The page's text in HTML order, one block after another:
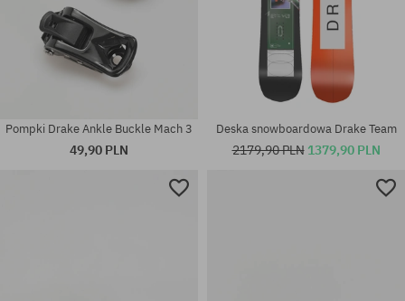
Pompki Drake Ankle Buckle Mach 3
49,90 PLN
Deska snowboardowa Drake Team
2179,90 PLN 1379,90 PLN